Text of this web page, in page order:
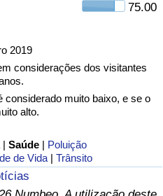
75.00
2019
considerações dos visitantes
considerado muito baixo, e se o
alto.
|Saúde | Poluição
de Vida |Trânsito